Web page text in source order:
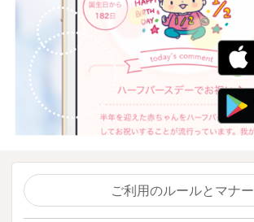
ご利用のルールとマナー